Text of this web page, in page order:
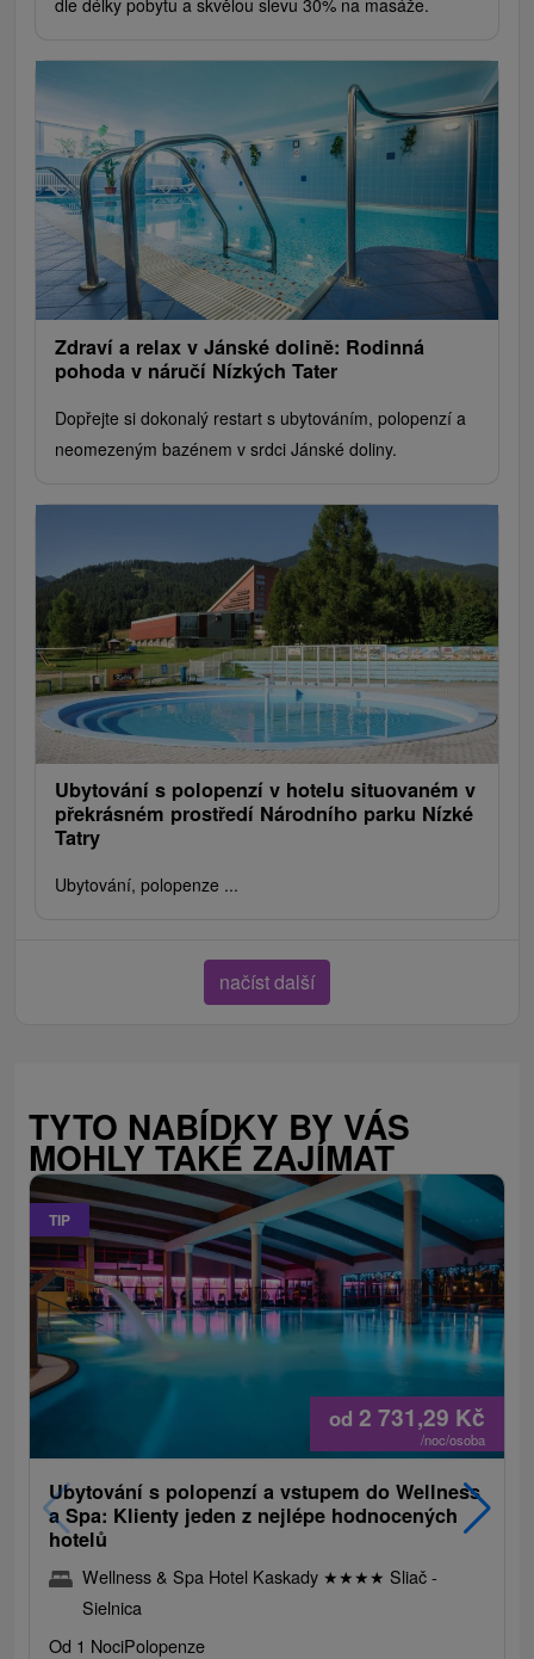
dle délky pobytu a skvělou slevu 30% na masáže.
Zdraví a relax v Jánské dolině: Rodinná
pohoda v náručí Nízkých Tater
Dopřejte si dokonalý restart s ubytováním, polopenzí a
neomezeným bazénem v srdci Jánské doliny.
Ubytování s polopenzí v hotelu situovaném v
překrásném prostředí Národního parku Nízké
Tatry
Ubytování, polopenze ...
načíst další
TYTO NABÍDKY BY VÁS
MOHLY TAKÉ ZAJÍMAT
TIP
od 2 731,29 Kč
/noc/osoba
Ubytování s polopenzí a vstupem do Wellness
a Spa: Klienty jeden z nejlépe hodnocených
hotelů
Wellness & Spa Hotel Kaskady ★★★★ Sliač -
Sielnica
Od 1 NociPolopenze